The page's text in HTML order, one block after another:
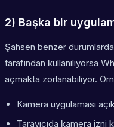
2) Başka bir
Şahsen benzer
tarafından kullanılıyorsa
açmakta zorlanabiliyor.
Kamera uygulaması
Tarayıcıda kamera izni